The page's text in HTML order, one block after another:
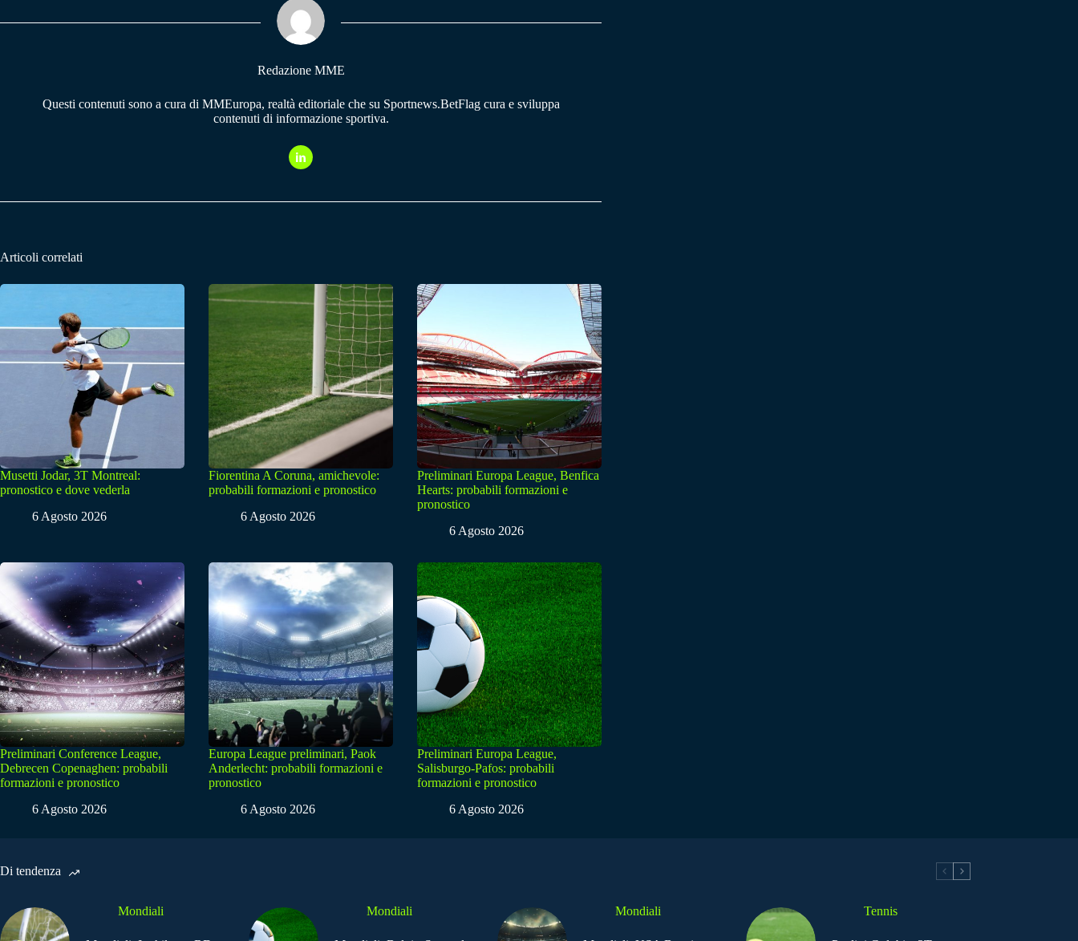
pp m
Redazione MME
Questi contenuti sono a cura di MMEuropa, realtà editoriale che su Sportnews.BetFlag cura e sviluppa
contenuti di informazione sportiva.
Articoli correlati
Musetti Jodar, 3T Montreal:
pronostico e dove vederla
6 Agosto 2026
Fiorentina A Coruna, amichevole:
probabili formazioni e pronostico
6 Agosto 2026
Preliminari Europa League, Benfica
Hearts: probabili formazioni e
pronostico
6 Agosto 2026
Preliminari Conference League,
Debrecen Copenaghen: probabili
formazioni e pronostico
6 Agosto 2026
Europa League preliminari, Paok
Anderlecht: probabili formazioni e
pronostico
6 Agosto 2026
Preliminari Europa League,
Salisburgo-Pafos: probabili
formazioni e pronostico
6 Agosto 2026
Di tendenza
Mondiali Mondiali Mondiali Tennis